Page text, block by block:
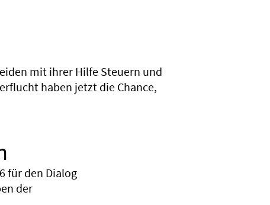
mit ihrer Hilfe Steuern und
haben jetzt die Chance,
für den Dialog
der